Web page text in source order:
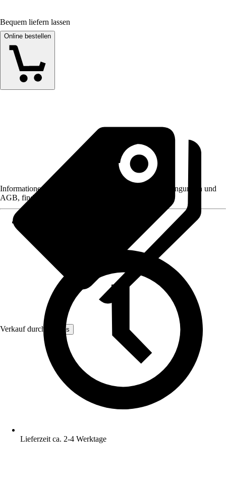
Bequem liefern lassen
Online bestellen
Verkauf durch: Hilnes
Informationen des Verkäufers, wie z. B. Rückgabebedingungen und
AGB, finden Sie bei Klick auf den Verkäufernamen.
Lieferzeit ca. 2-4 Werktage